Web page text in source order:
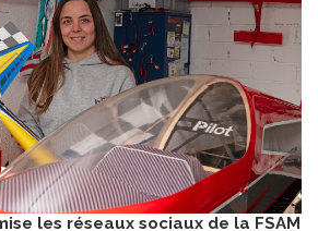
les réseaux sociaux de la FSAM